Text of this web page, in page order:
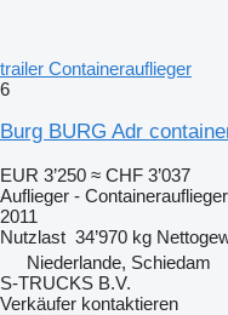
trailer Containerauflieger
6
Burg BURG Adr
EUR 3’250 ≈ CHF 3’037
Auflieger - Containerauflieger
2011
Nutzlast 34’970 kg
Niederlande, Schiedam
S-TRUCKS B.V.
Verkäufer kontaktieren